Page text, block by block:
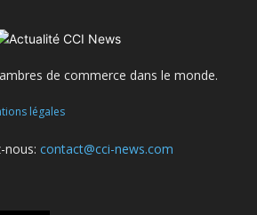
de commerce dans le monde.
légales
nous: contact@cci-news.com